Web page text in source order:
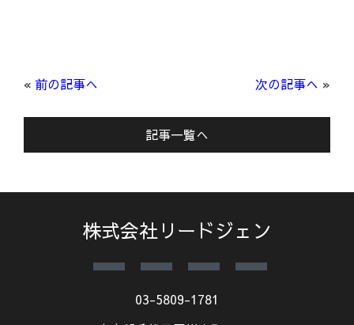
« 前の記事へ 次の記事へ »
記事一覧へ
株式会社リードジェン
03-5809-1781